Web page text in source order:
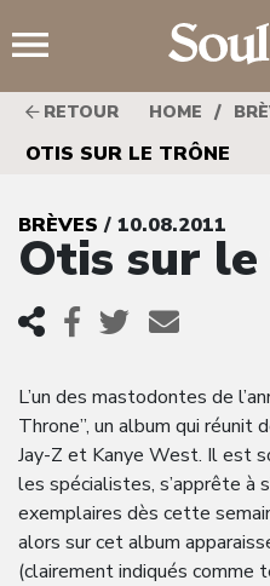
RETOUR HOME /
OTIS SUR LE TRÔNE
BRÈVES / 10.08.2011
Otis sur
L’un des mastodontes de
Throne”, un album qui réunit
Jay-Z et Kanye West. Il est
les spécialistes, s’apprête à
exemplaires dès cette
alors sur cet album
(clairement indiqués comme